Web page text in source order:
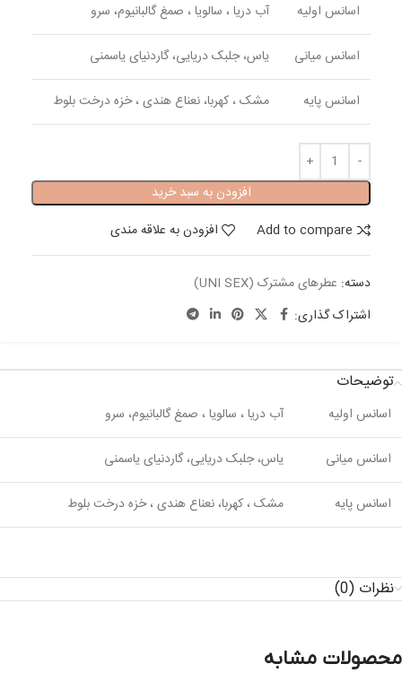
اسانس اولیه آب دریا ، سالویا ، صمغ گالبانیوم، سرو
اسانس میانی یاس، جلبک دریایی، گاردنیای یاسمنی
اسانس پایه مشک ، کهربا، نعناع هندی ، خزه درخت بلوط
افزودن به سبد خرید
Add to compare
افزودن به علاقه مندی
دسته: عطرهای مشترک (UNI SEX)
اشتراک گذاری:
توضیحات
اسانس اولیه آب دریا ، سالویا ، صمغ گالبانیوم، سرو
اسانس میانی یاس، جلبک دریایی، گاردنیای یاسمنی
اسانس پایه مشک ، کهربا، نعناع هندی ، خزه درخت بلوط
نظرات (0)
محصولات مشابه